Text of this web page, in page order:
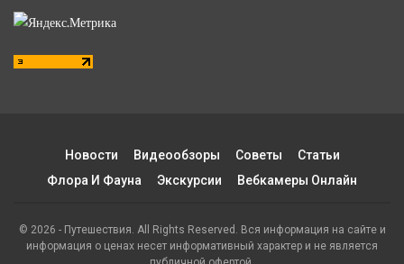
Новости Видеообзоры Советы
Статьи
Флора И Фауна
Экскурсии Вебкамеры Онлайн
© 2026 - Путешествия. All Rights Reserved. Вся информация на сайте и
информация о ценах несет информативный характер и не является